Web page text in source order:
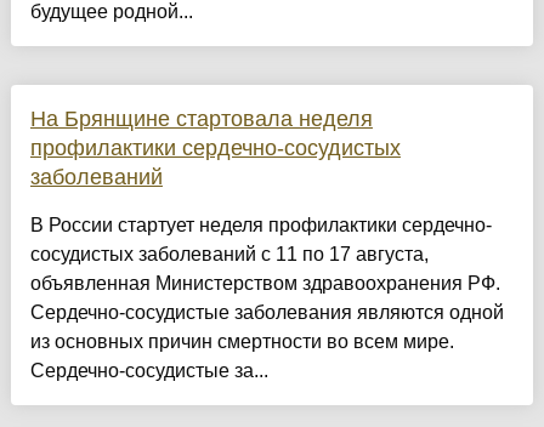
будущее родной...
На Брянщине стартовала неделя
профилактики сердечно-сосудистых
заболеваний
В России стартует неделя профилактики сердечно-
сосудистых заболеваний с 11 по 17 августа,
объявленная Министерством здравоохранения РФ.
Сердечно-сосудистые заболевания являются одной
из основных причин смертности во всем мире.
Сердечно-сосудистые за...